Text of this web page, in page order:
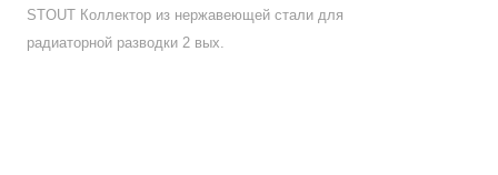
STOUT Коллектор из нержавеющей стали для
радиаторной разводки 2 вых.